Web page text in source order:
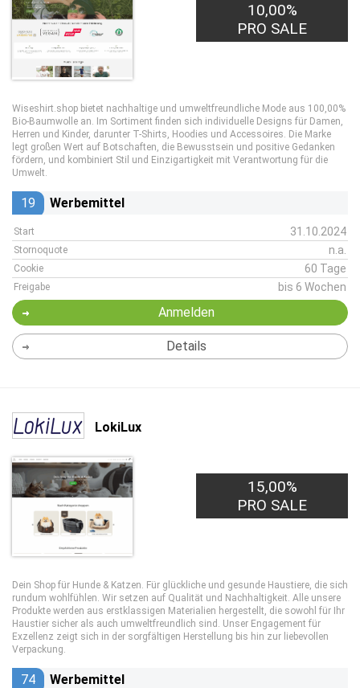
10,00%
PRO SALE
Wiseshirt.shop bietet nachhaltige und umweltfreundliche Mode aus 100,00%
Bio-Baumwolle an. Im Sortiment finden sich individuelle Designs für Damen,
Herren und Kinder, darunter T-Shirts, Hoodies und Accessoires. Die Marke
legt großen Wert auf Botschaften, die Bewusstsein und positive Gedanken
fördern, und kombiniert Stil und Einzigartigkeit mit Verantwortung für die
Umwelt.
19 Werbemittel
Start 31.10.2024
Stornoquote n.a.
Cookie 60 Tage
Freigabe bis 6 Wochen
Anmelden
Details
LokiLux
15,00%
PRO SALE
Dein Shop für Hunde & Katzen. Für glückliche und gesunde Haustiere, die sich
rundum wohlfühlen. Wir setzen auf Qualität und Nachhaltigkeit. Alle unsere
Produkte werden aus erstklassigen Materialien hergestellt, die sowohl für Ihr
Haustier sicher als auch umweltfreundlich sind. Unser Engagement für
Exzellenz zeigt sich in der sorgfältigen Herstellung bis hin zur liebevollen
Verpackung.
74 Werbemittel